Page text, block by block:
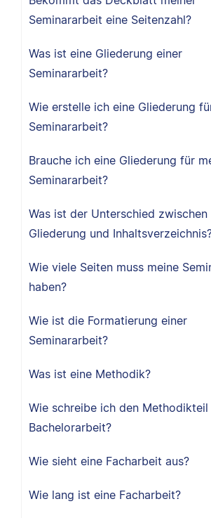
Seminararbeit eine Seitenzahl?
Was ist eine Gliederung einer
Seminararbeit?
Wie erstelle ich eine Gliederung
Seminararbeit?
Brauche ich eine Gliederung für
Seminararbeit?
Was ist der Unterschied zwischen
Gliederung und
Wie viele Seiten muss meine
haben?
Wie ist die Formatierung einer
Seminararbeit?
Was ist eine Methodik?
Wie schreibe ich den Methodikteil
Bachelorarbeit?
Wie sieht eine Facharbeit aus?
Wie lang ist eine Facharbeit?